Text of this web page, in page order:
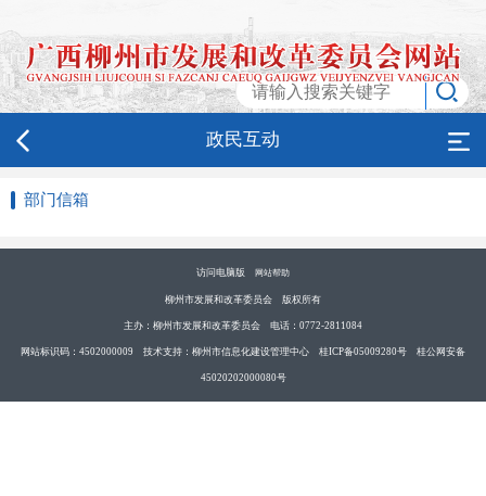
政民互动
部门信箱
访问电脑版 网站帮助
柳州市发展和改革委员会 版权所有
主办：柳州市发展和改革委员会 电话：0772-2811084
网站标识码：4502000009 技术支持：柳州市信息化建设管理中心 桂ICP备05009280号 桂公网安备
45020202000080号